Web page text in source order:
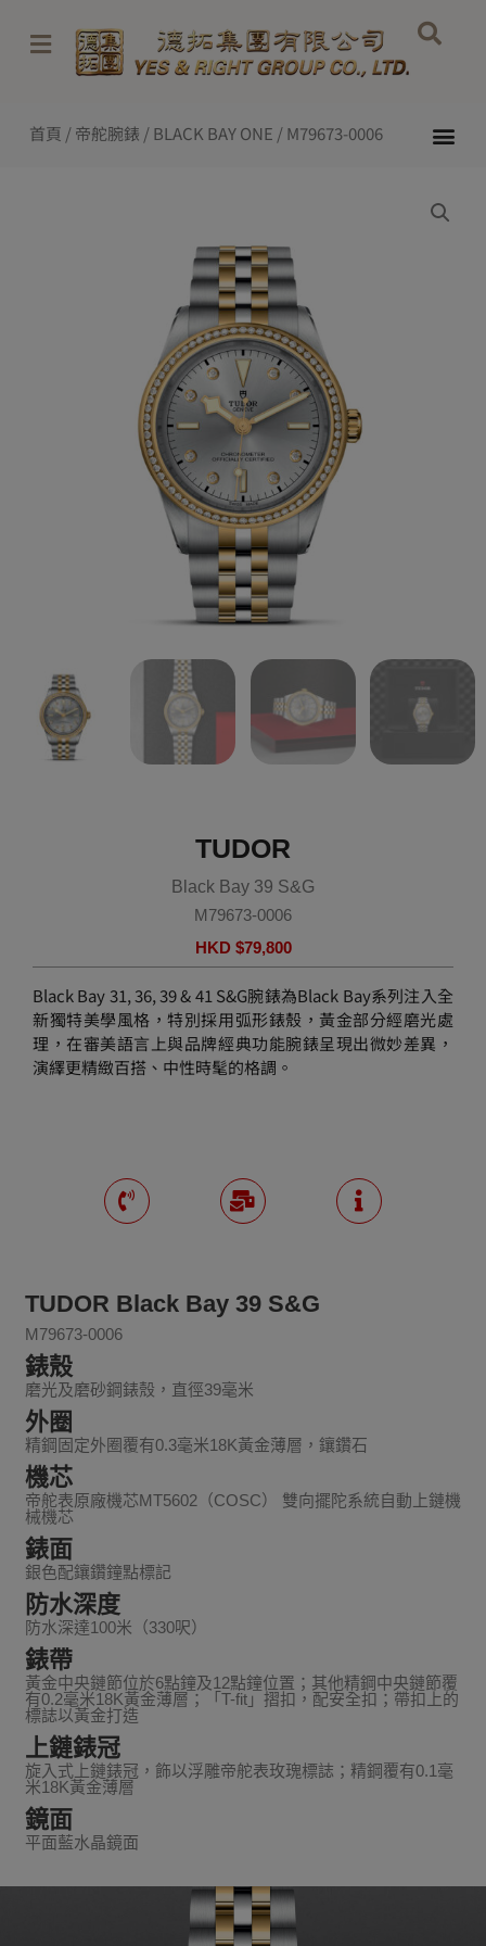
content
首頁 /帝舵腕錶 /BLACK BAY ONE / M79673-0006
TUDOR
Black Bay 39 S&G
M79673-0006
HKD $79,800
Black Bay 31, 36, 39 & 41 S&G腕錶為Black Bay系列注入全
新獨特美學風格，特別採用弧形錶殼，黃金部分經磨光處
理，在審美語言上與品牌經典功能腕錶呈現出微妙差異，
演繹更精緻百搭、中性時髦的格調。
TUDOR Black Bay 39 S&G
M79673-0006
錶殼
磨光及磨砂鋼錶殼，直徑39毫米
外圈
精鋼固定外圈覆有0.3毫米18K黃金薄層，鑲鑽石
機芯
帝舵表原廠機芯MT5602（COSC） 雙向擺陀系統自動上鏈機
械機芯
錶面
銀色配鑲鑽鐘點標記
防水深度
防水深達100米（330呎）
錶帶
黃金中央鏈節位於6點鐘及12點鐘位置；其他精鋼中央鏈節覆
有0.2毫米18K黃金薄層；「T-fit」摺扣，配安全扣；帶扣上的
標誌以黃金打造
上鏈錶冠
旋入式上鏈錶冠，飾以浮雕帝舵表玫瑰標誌；精鋼覆有0.1毫
米18K黃金薄層
鏡面
平面藍水晶鏡面